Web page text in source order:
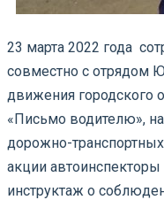
23 марта 2022 года
совместно с отрядом
движения городского
«Письмо водителю»,
дорожно-
акции
инструктаж о